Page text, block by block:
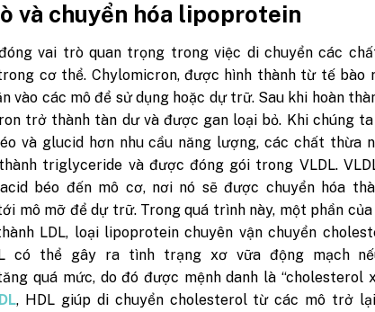
và chuyển hóa lipoprotein
vai trò quan trọng trong việc di chuyển các
cơ thể. Chylomicron, được hình thành từ tế bào
vào các mô để sử dụng hoặc dự trữ. Sau khi hoàn
trở thành tàn dư và được gan loại bỏ. Khi chúng
và glucid hơn nhu cầu năng lượng, các chất thừa
triglyceride và được đóng gói trong VLDL.
béo đến mô cơ, nơi nó sẽ được chuyển hóa
mô mỡ để dự trữ. Trong quá trình này, một phần của
LDL, loại lipoprotein chuyên vận chuyển
có thể gây ra tình trạng xơ vữa động mạch
quá mức, do đó được mệnh danh là “cholesterol
, HDL giúp di chuyển cholesterol từ các mô trở